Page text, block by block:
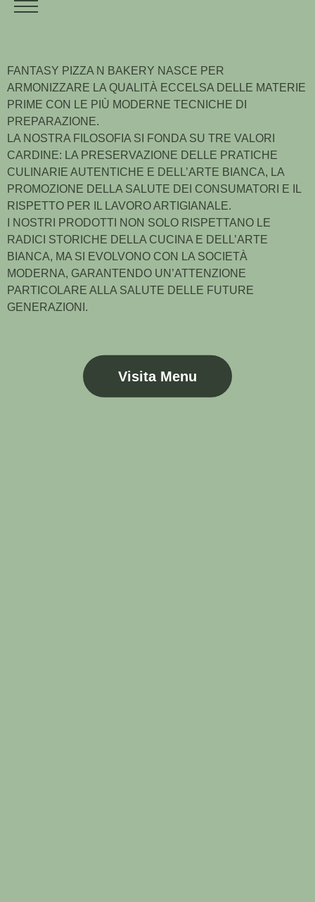
FANTASY PIZZA N BAKERY NASCE PER
ARMONIZZARE LA QUALITÀ ECCELSA DELLE MATERIE
PRIME CON LE PIÙ MODERNE TECNICHE DI
PREPARAZIONE.
LA NOSTRA FILOSOFIA SI FONDA SU TRE VALORI
CARDINE: LA PRESERVAZIONE DELLE PRATICHE
CULINARIE AUTENTICHE E DELL’ARTE BIANCA, LA
PROMOZIONE DELLA SALUTE DEI CONSUMATORI E IL
RISPETTO PER IL LAVORO ARTIGIANALE.
I NOSTRI PRODOTTI NON SOLO RISPETTANO LE
RADICI STORICHE DELLA CUCINA E DELL’ARTE
BIANCA, MA SI EVOLVONO CON LA SOCIETÀ
MODERNA, GARANTENDO UN’ATTENZIONE
PARTICOLARE ALLA SALUTE DELLE FUTURE
GENERAZIONI.
Visita Menu